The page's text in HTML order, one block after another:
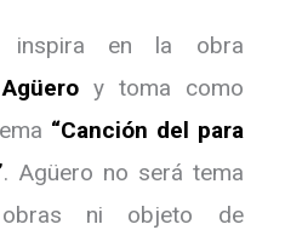
inspira en la obra
y toma como
“Canción del para
. Agüero no será tema
ni objeto de